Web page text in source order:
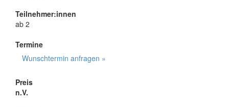
Teilnehmer:innen
ab 2
Termine
Wunschtermin anfragen »
Preis
n.V.